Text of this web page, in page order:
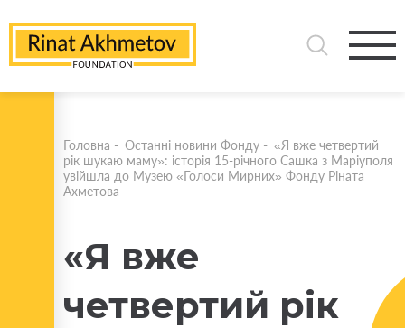
Головна - Останні новини Фонду - «Я вже четвертий
рік шукаю маму»: історія 15-річного Сашка з Маріуполя
увійшла до Музею «Голоси Мирних» Фонду Ріната
Ахметова
«Я вже
четвертий рік